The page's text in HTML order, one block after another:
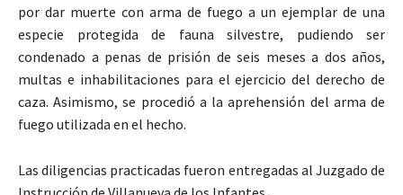
por dar muerte con arma de fuego a un ejemplar de una
especie protegida de fauna silvestre, pudiendo ser
condenado a penas de prisión de seis meses a dos años,
multas e inhabilitaciones para el ejercicio del derecho de
caza. Asimismo, se procedió a la aprehensión del arma de
fuego utilizada en el hecho.
Las diligencias practicadas fueron entregadas al Juzgado de